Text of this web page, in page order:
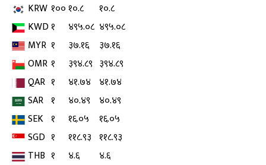
KRW १००१०.८
१०.८
KWD१ ४९५.०८ ४९५.०८
MYR १ ३७.१६
३७.१६
OMR १ ३९४.८९ ३९४.८९
QAR १ ४१.७४ ४१.७४
SAR १ ४०.४९
४०.४९
SEK १ १६.०५
१६.०५
SGD १ ११८.९३ ११८.९३
THB १ ४.६
४.६